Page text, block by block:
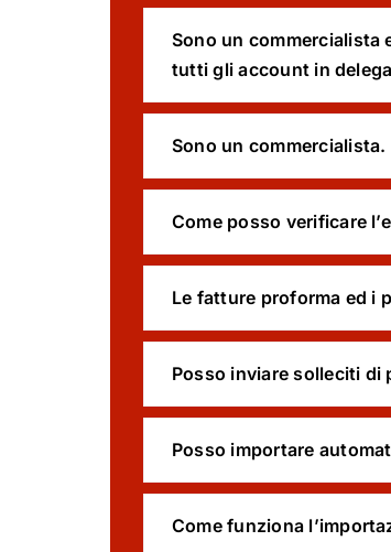
Sono un commercialista
tutti gli account in
Sono un
Come posso verificare
Le fatture proforma ed i
Posso inviare solleciti di
Posso importare
Come funziona